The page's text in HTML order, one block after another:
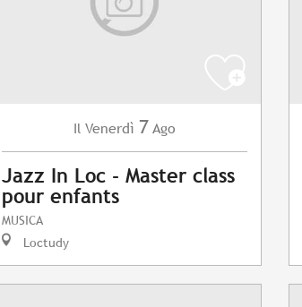
Il Venerdì 7 Ago
Jazz In Loc - Master class
pour enfants
MUSICA
Loctudy